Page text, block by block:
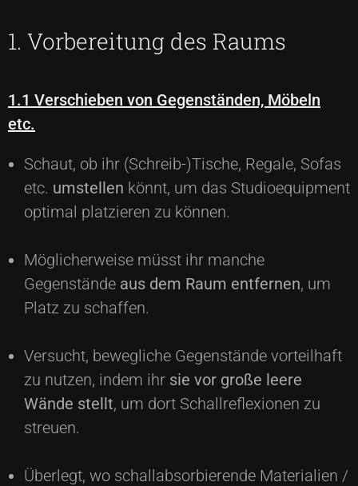
1. Vorbereitung des Raums
1.1 Verschieben von Gegenständen, Möbeln
etc.
Schaut, ob ihr (Schreib-)Tische, Regale, Sofas
etc. umstellen könnt, um das Studioequipment
optimal platzieren zu können.
Möglicherweise müsst ihr manche
Gegenstände aus dem Raum entfernen, um
Platz zu schaffen.
Versucht, bewegliche Gegenstände vorteilhaft
zu nutzen, indem ihr sie vor große leere
Wände stellt, um dort Schallreflexionen zu
streuen.
Überlegt, wo schallabsorbierende Materialien /